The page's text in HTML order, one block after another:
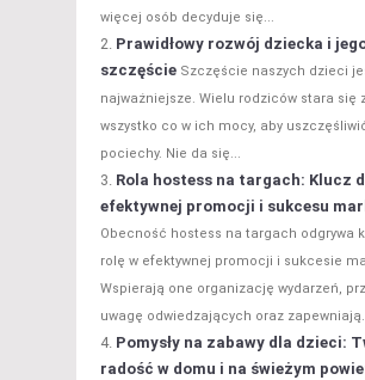
więcej osób decyduje się...
Prawidłowy rozwój dziecka i
szczęście Szczęście naszych dzieci
najważniejsze. Wielu rodziców stara się
wszystko co w ich mocy, aby
pociechy. Nie da się...
Rola hostess na targach: Klucz
efektywnej promocji i sukcesu
Obecność hostess na targach odgrywa
rolę w efektywnej promocji i sukcesie
Wspierają one organizację wydarzeń,
uwagę odwiedzających oraz
Pomysły na zabawy dla dzieci:
radość w domu i na świeżym